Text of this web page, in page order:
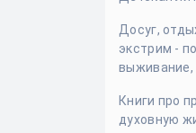
Фэнтези,
Детская
о Боге.
детей
Досуг,
экстрим -
выживание,
Жизнь в
городе и
Книги про
духовную